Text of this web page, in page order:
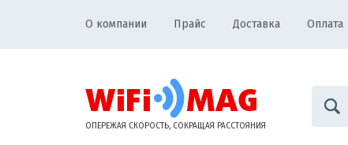
О компании Прайс Доставка Оплата
ОПЕРЕЖАЯ СКОРОСТЬ, СОКРАЩАЯ РАССТОЯНИЯ